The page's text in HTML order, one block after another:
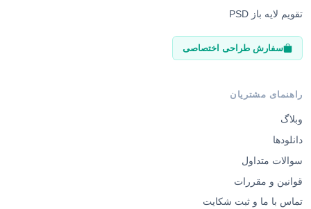
تقویم لایه باز PSD
سفارش طراحی اختصاصی
راهنمای مشتریان
وبلاگ
دانلودها
سوالات متداول
قوانین و مقررات
تماس با ما و ثبت شکایت